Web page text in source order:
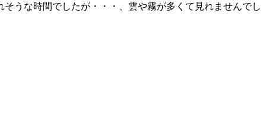
うな時間でしたが・・・、雲や霧が多くて見れませんでし